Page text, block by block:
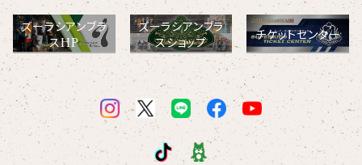
ズーラシアンブラ
スHP
ズーラシアンブラ
スショップ
チケットセンター